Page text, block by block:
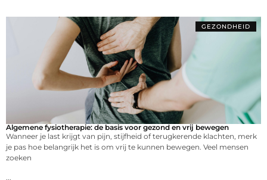
GEZONDHEID
Algemene fysiotherapie: de basis voor gezond en vrij bewegen
Wanneer je last krijgt van pijn, stijfheid of terugkerende klachten, merk
je pas hoe belangrijk het is om vrij te kunnen bewegen. Veel mensen
zoeken